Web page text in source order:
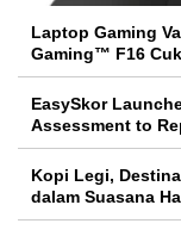
Laptop Gaming
Gaming™ F16
EasySkor
Assessment to
Kopi Legi,
dalam Suasana